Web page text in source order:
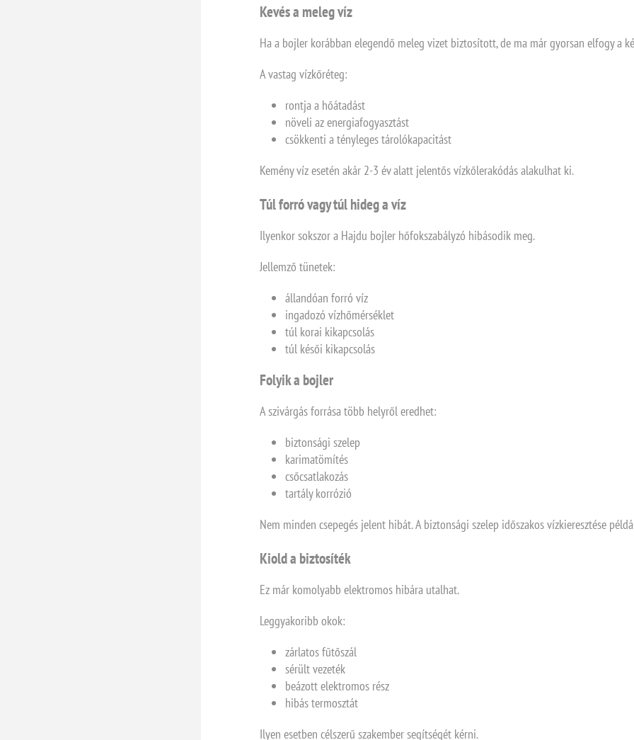
Kevés a meleg víz
Ha a bojler korábban elegendő meleg vizet biztosított, de ma már gyorsan elfogy a
A vastag vízkőréteg:
rontja a hőátadást
növeli az energiafogyasztást
csökkenti a tényleges tárolókapacitást
Kemény víz esetén akár 2-3 év alatt jelentős vízkőlerakódás alakulhat ki.
Túl forró vagy túl hideg a víz
Ilyenkor sokszor a Hajdu bojler hőfokszabályzó hibásodik meg.
Jellemző tünetek:
állandóan forró víz
ingadozó vízhőmérséklet
túl korai kikapcsolás
túl késői kikapcsolás
Folyik a bojler
A szivárgás forrása több helyről eredhet:
biztonsági szelep
karimatömítés
csőcsatlakozás
tartály korrózió
Nem minden csepegés jelent hibát. A biztonsági szelep időszakos vízkieresztése
Kiold a biztosíték
Ez már komolyabb elektromos hibára utalhat.
Leggyakoribb okok:
zárlatos fűtőszál
sérült vezeték
beázott elektromos rész
hibás termosztát
Ilyen esetben célszerű szakember segítségét kérni.